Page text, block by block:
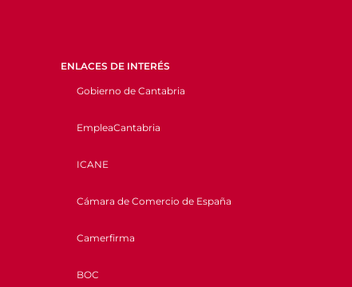
ENLACES DE INTERÉS
Gobierno de Cantabria
EmpleaCantabria
ICANE
Cámara de Comercio de España
Camerfirma
BOC